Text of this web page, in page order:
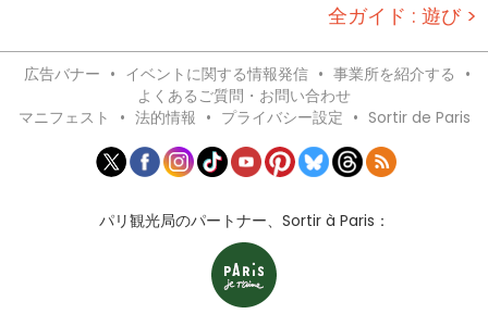
全ガイド : 遊び >
広告バナー • イベントに関する情報発信 • 事業所を紹介する •
よくあるご質問・お問い合わせ
マニフェスト
• 法的情報 • プライバシー設定 • Sortir de Paris
パリ観光局のパートナー、Sortir à Paris：